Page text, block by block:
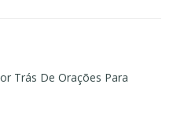
Trás De Orações Para